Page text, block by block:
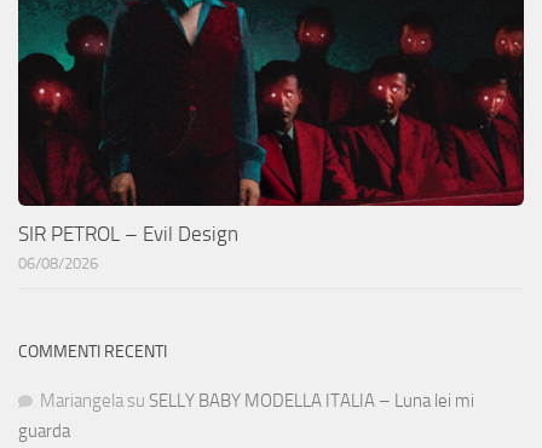
SIR PETROL – Evil Design
06/08/2026
COMMENTI RECENTI
Mariangela su SELLY BABY MODELLA ITALIA – Luna lei mi
guarda